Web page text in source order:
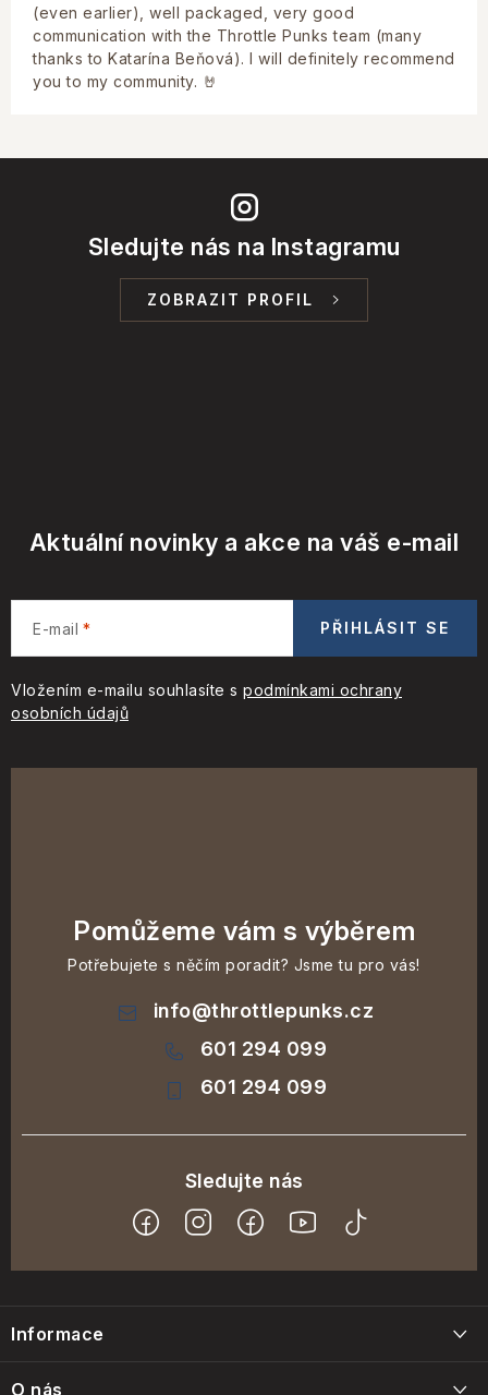
(even earlier), well packaged, very good
communication with the Throttle Punks team (many
thanks to Katarína Beňová). I will definitely recommend
you to my community. 🤘
Sledujte nás na Instagramu
ZOBRAZIT PROFIL
Aktuální novinky a akce na váš e-mail
E-mail
Vložením e-mailu souhlasíte s podmínkami ochrany
osobních údajů
PŘIHLÁSIT SE
Pomůžeme vám s výběrem
Potřebujete s něčím poradit? Jsme tu pro vás!
info@throttlepunks.cz
601 294 099
601 294 099
pInformace
O nás